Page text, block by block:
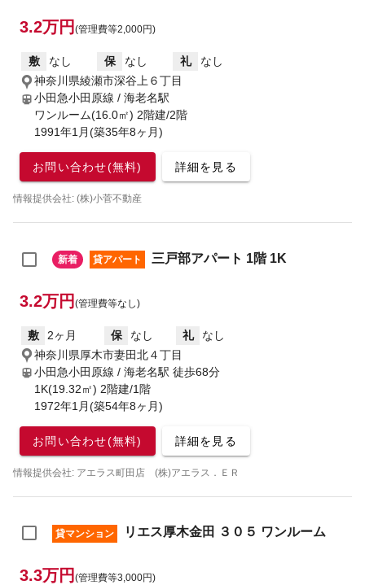
3.2万円 (管理費等2,000円)
敷 なし 保 なし 礼
なし
神奈川県綾瀬市深谷上６丁目
小田急小田原線 / 海老名駅
ワンルーム(16.0㎡) 2階建/2階
1991年1月(築35年8ヶ月)
お問い合わせ(無料) 詳細を見る
情報提供会社: (株)小菅不動産
新着 貸アパート 三戸部アパート 1階 1K
3.2万円 (管理費等なし)
敷 2ヶ月 保 なし 礼
なし
神奈川県厚木市妻田北４丁目
小田急小田原線 / 海老名駅 徒歩68分
1K(19.32㎡) 2階建/1階
1972年1月(築54年8ヶ月)
お問い合わせ(無料) 詳細を見る
情報提供会社: アエラス町田店 (株)アエラス．ＥＲ
貸マンション リエス厚木金田 ３０５ ワンルーム
3.3万円 (管理費等3,000円)